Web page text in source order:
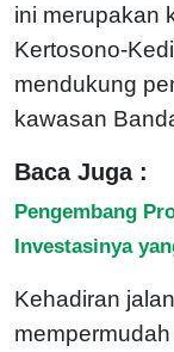
ini merupakan
Kertosono-
mendukung
kawasan
Baca Juga :
Pengembang
Investasinya
Kehadiran